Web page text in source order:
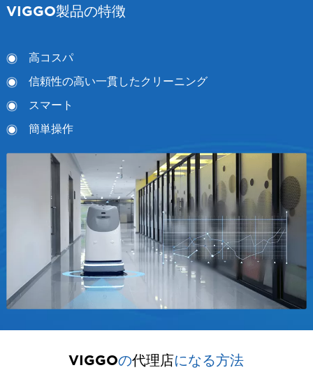
VIGGO製品の特徴
高コスパ
信頼性の高い一貫したクリーニング
スマート
簡単操作
VIGGOの代理店 になる方法